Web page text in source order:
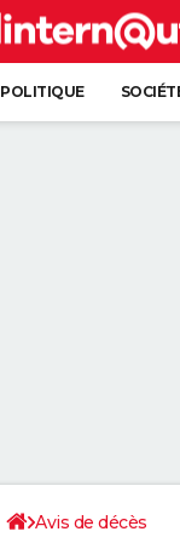
POLITIQUE
Avis de décès